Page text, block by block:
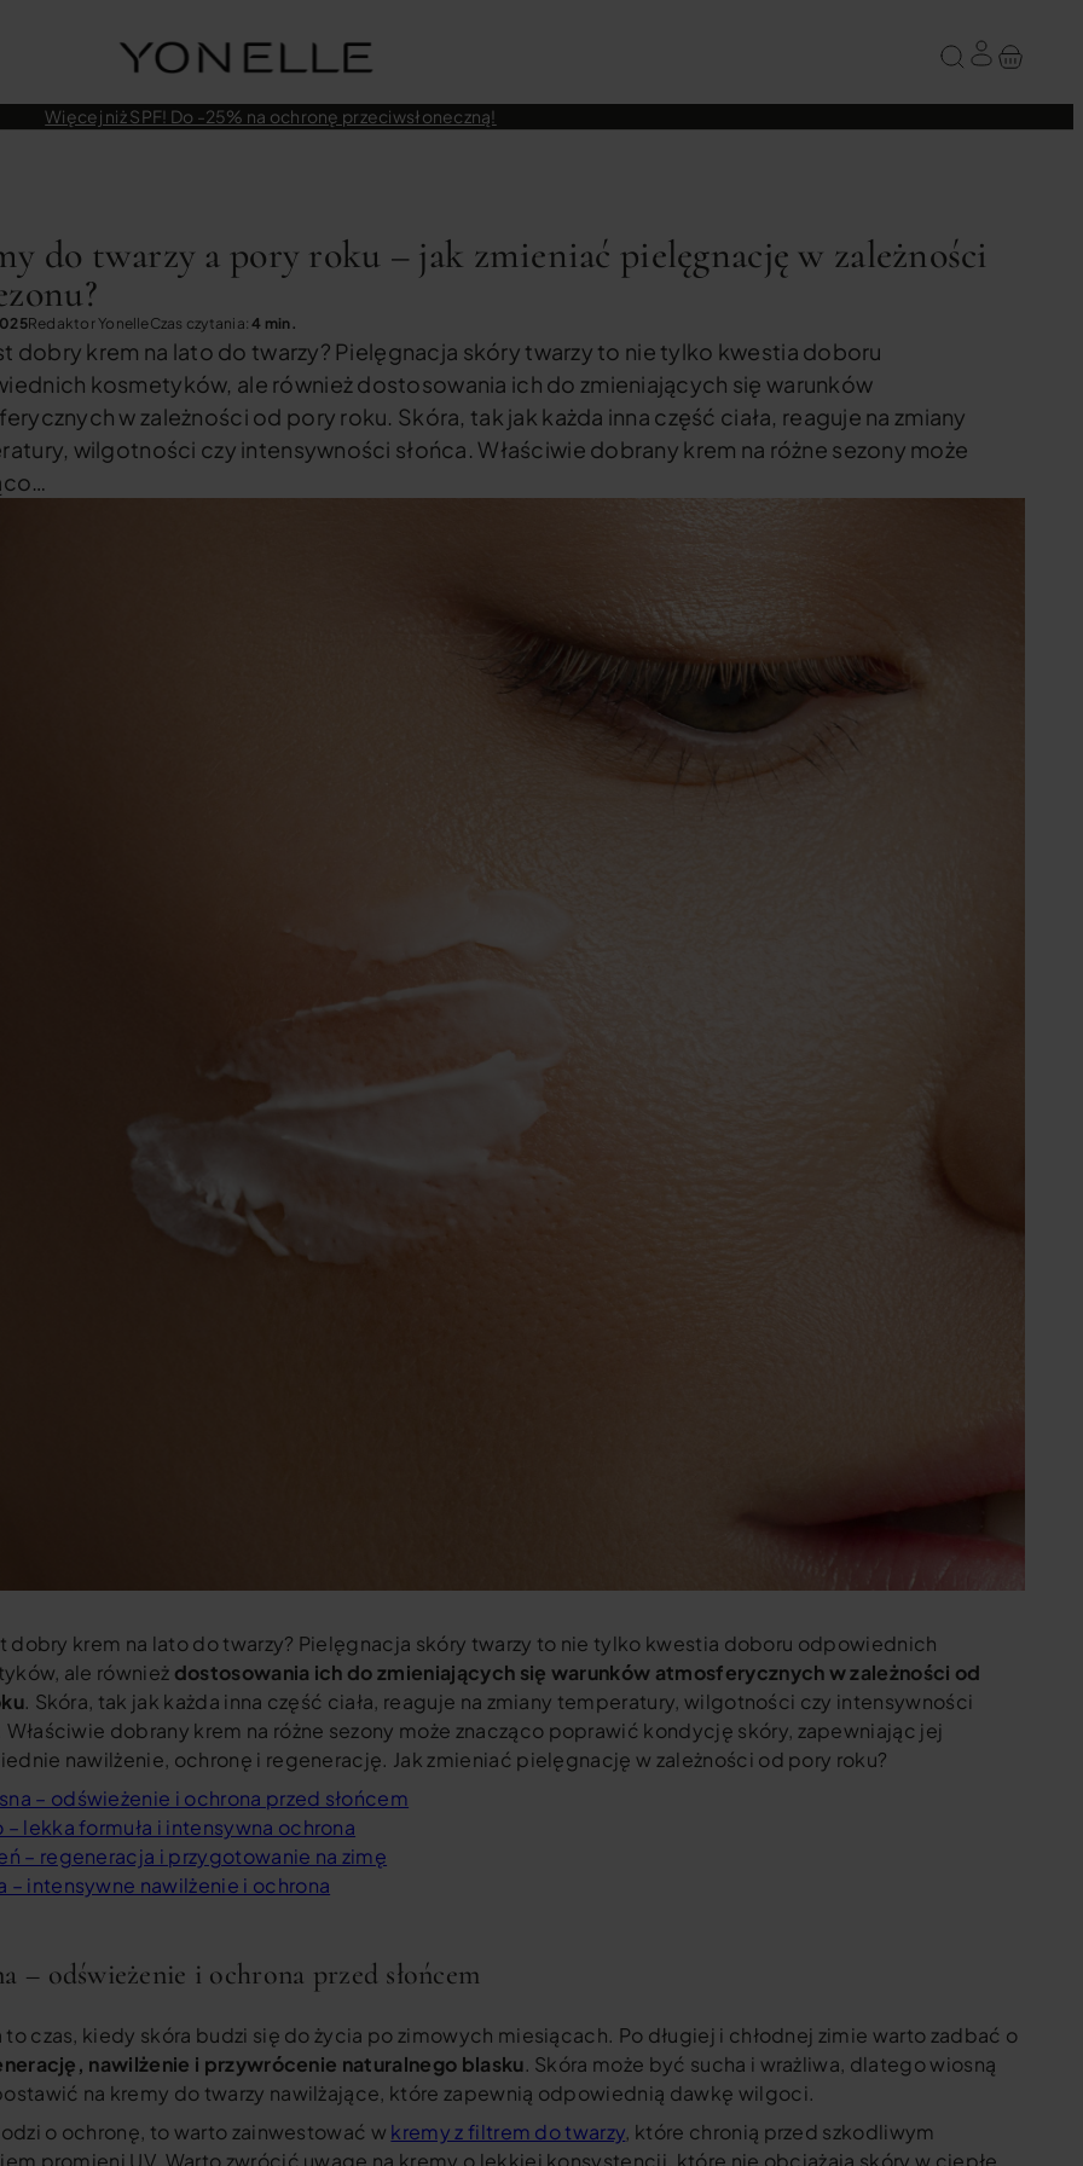
Więcej niż SPF! Do -25% na ochronę przeciwsłoneczną!
do twarzy a pory roku – jak zmieniać pielęgnację w zależności
Redaktor YonelleCzas czytania:4 min.
dobry krem na lato do twarzy? Pielęgnacja skóry twarzy to nie tylko kwestia doboru
kosmetyków, ale również dostosowania ich do zmieniających się warunków
w zależności od pory roku. Skóra, tak jak każda inna część ciała, reaguje na zmiany
wilgotności czy intensywności słońca. Właściwie dobrany krem na różne sezony może
dobry krem na lato do twarzy? Pielęgnacja skóry twarzy to nie tylko kwestia doboru odpowiednich
ale również dostosowania ich do zmieniających się warunków atmosferycznych w zależności od
. Skóra, tak jak każda inna część ciała, reaguje na zmiany temperatury, wilgotności czy intensywności
Właściwie dobrany krem na różne sezony może znacząco poprawić kondycję skóry, zapewniając jej
nawilżenie, ochronę i regenerację. Jak zmieniać pielęgnację w zależności od pory roku?
– odświeżenie i ochrona przed słońcem
– lekka formuła i intensywna ochrona
– regeneracja i przygotowanie na zimę
– intensywne nawilżenie i ochrona
– odświeżenie i ochrona przed słońcem
to czas, kiedy skóra budzi się do życia po zimowych miesiącach. Po długiej i chłodnej zimie warto zadbać o
nawilżenie i przywrócenie naturalnego blasku. Skóra może być sucha i wrażliwa, dlatego wiosną
na kremy do twarzy nawilżające, które zapewnią odpowiednią dawkę wilgoci.
o ochronę, to warto zainwestować w kremy z filtrem do twarzy, które chronią przed szkodliwym
promieni UV. Warto zwrócić uwagę na kremy o lekkiej konsystencji, które nie obciążają skóry w ciepłe